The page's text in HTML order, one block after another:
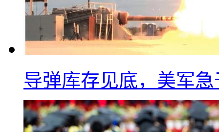
导弹库存见底，美军